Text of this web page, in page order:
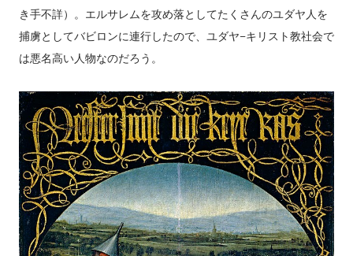
き手不詳）。エルサレムを攻め落としてたくさんのユダヤ人を
捕虜としてバビロンに連行したので、ユダヤ–キリスト教社会で
は悪名高い人物なのだろう。